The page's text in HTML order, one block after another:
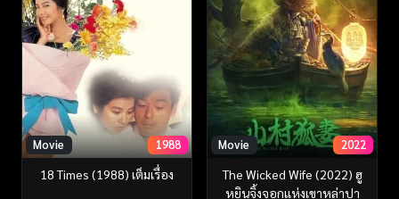
Movie 1988
18 Times (1988) เต็มเรื่อง
Movie 2022
The Wicked Wife (2022) ฮู
หยินจิ้งจอกแห่งเขาหล่าปา